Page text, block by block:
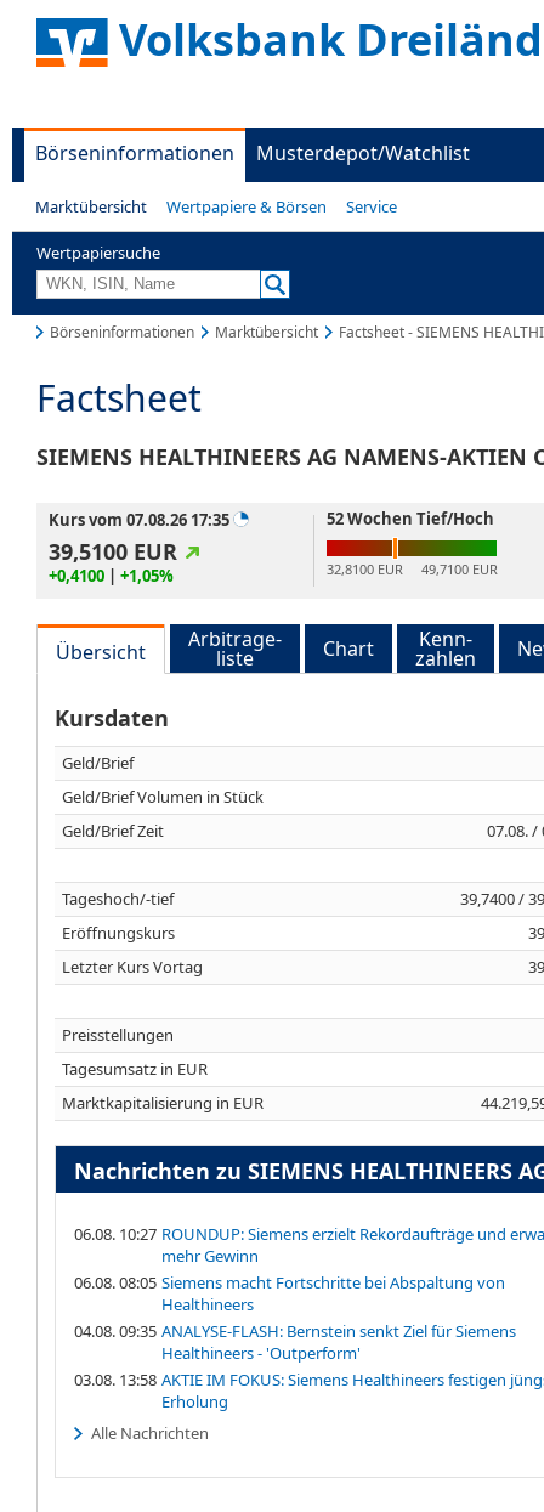
Volksbank
Börseninformationen Musterdepot/Watchlist
Marktübersicht Wertpapiere & Börsen Service
Wertpapiersuche
Börseninformationen Marktübersicht Factsheet - SIEMENS
Factsheet
SIEMENS HEALTHINEERS AG NAMENS-AKTIEN
Kurs vom 07.08.26 17:35
39,5100 EUR
+0,4100 | +1,05%
52 Wochen Tief/Hoch
32,8100 EUR 49,7100 EUR
Übersicht Arbitrage-
liste Chart Kenn-
zahlen
Kursdaten
Geld/Brief
Geld/Brief Volumen in Stück
Geld/Brief Zeit
07.08. /
Tageshoch/-tief
39,7400 /
Eröffnungskurs
Letzter Kurs Vortag
Preisstellungen
Tagesumsatz in EUR
Marktkapitalisierung in EUR
Nachrichten zu SIEMENS HEALTHINEERS
06.08. 10:27 ROUNDUP: Siemens erzielt Rekordaufträge und
mehr Gewinn
06.08. 08:05 Siemens macht Fortschritte bei Abspaltung von
Healthineers
04.08. 09:35 ANALYSE-FLASH: Bernstein senkt Ziel für Siemens
Healthineers - 'Outperform'
03.08. 13:58 AKTIE IM FOKUS: Siemens Healthineers festigen
Erholung
Alle Nachrichten